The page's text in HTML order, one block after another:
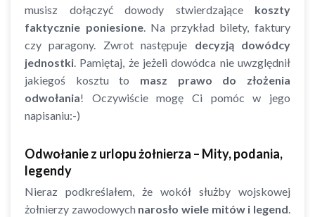
musisz dołączyć dowody stwierdzające koszty
faktycznie poniesione. Na przykład bilety, faktury
czy paragony. Zwrot następuje decyzją dowódcy
jednostki. Pamiętaj, że jeżeli dowódca nie uwzględnił
jakiegoś kosztu to masz prawo do złożenia
odwołania! Oczywiście mogę Ci pomóc w jego
napisaniu:-)
Odwołanie z urlopu żołnierza – Mity, podania,
legendy
Nieraz podkreślałem, że wokół służby wojskowej
żołnierzy zawodowych narosło wiele mitów i legend.